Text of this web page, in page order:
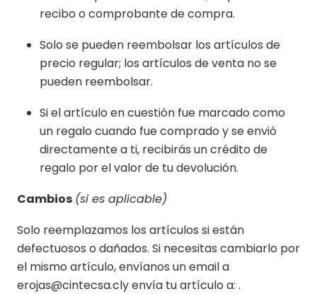
recibo o comprobante de compra.
Solo se pueden reembolsar los artículos de
precio regular; los artículos de venta no se
pueden reembolsar.
Si el artículo en cuestión fue marcado como
un regalo cuando fue comprado y se envió
directamente a ti, recibirás un crédito de
regalo por el valor de tu devolución.
Cambios (si es aplicable)
Solo reemplazamos los artículos si están
defectuosos o dañados. Si necesitas cambiarlo por
el mismo artículo, envíanos un email a
erojas@cintecsa.cly envía tu artículo a: .